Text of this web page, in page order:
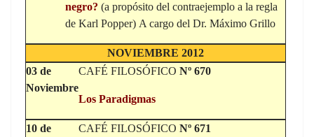
negro? (a propósito del contraejemplo a la regla
de Karl Popper) A cargo del Dr. Máximo Grillo
NOVIEMBRE 2012
03 de
Noviembre
CAFÉ FILOSÓFICO Nº 670
Los Paradigmas
10 de
CAFÉ FILOSÓFICO Nº 671